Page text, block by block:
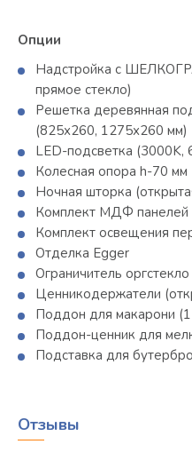
Опции
Надстройка с
прямое стекло)
Решетка деревянная
(825х260, 1275х260 мм)
LED-подсветка (3000K,
Колесная опора h-70 мм
Ночная шторка
Комплект МДФ панелей
Комплект освещения
Отделка Egger
Ограничитель
Ценникодержатели
Поддон для макарони (1
Поддон-ценник для
Подставка для
Отзывы